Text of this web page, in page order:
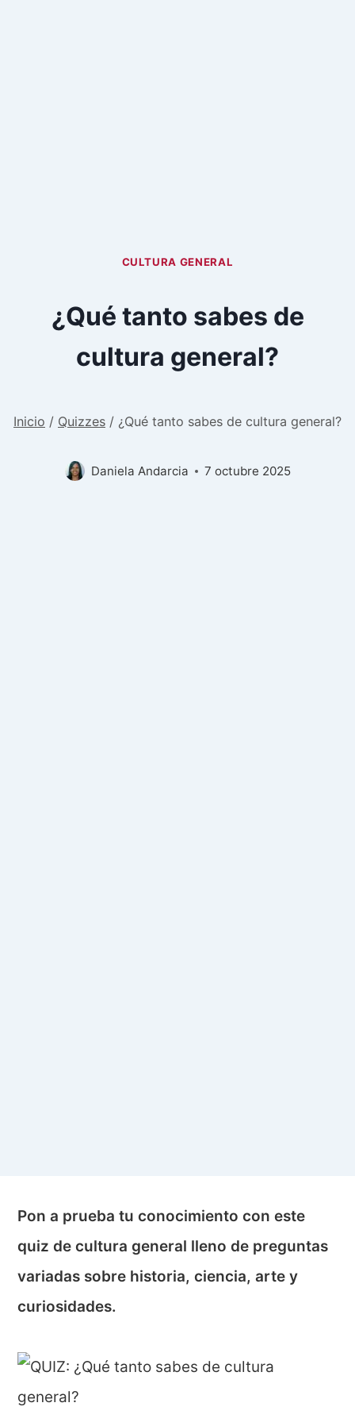
CULTURA GENERAL
¿Qué tanto sabes de
cultura general?
Inicio / Quizzes / ¿Qué tanto sabes de cultura general?
Daniela Andarcia 7 octubre 2025
Pon a prueba tu conocimiento con este
quiz de cultura general lleno de preguntas
variadas sobre historia, ciencia, arte y
curiosidades.